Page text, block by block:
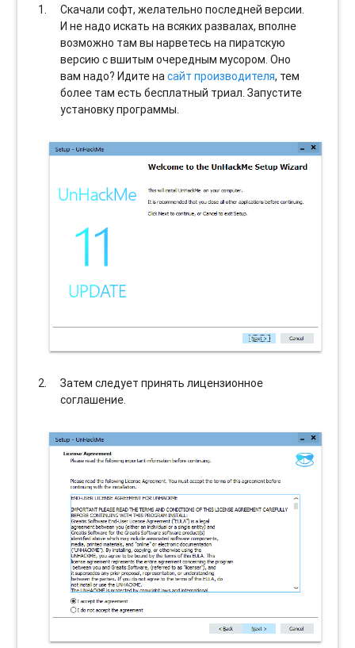
Скачали софт, желательно последней версии.
И не надо искать на всяких развалах, вполне
возможно там вы нарветесь на пиратскую
версию с вшитым очередным мусором. Оно
вам надо? Идите насайт производителя, тем
более там есть бесплатный триал. Запустите
установку программы.
Затем следует принять лицензионное
соглашение.